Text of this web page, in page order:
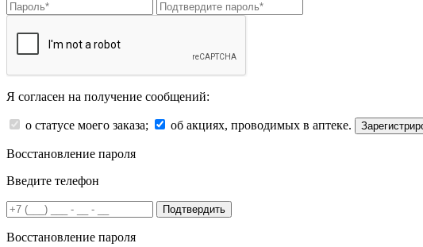
Я согласен на получение сообщений:
о статусе моего заказа; об акциях, проводимых в аптеке.
Восстановление пароля
Введите телефон
Подтвердить
Восстановление пароля